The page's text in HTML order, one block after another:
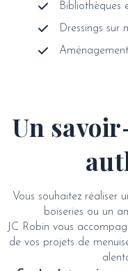
Bibliothèques
Dressings sur
Un
Vous souhaitez réaliser
boiseries ou un
JC Robin vous
de vos projets de